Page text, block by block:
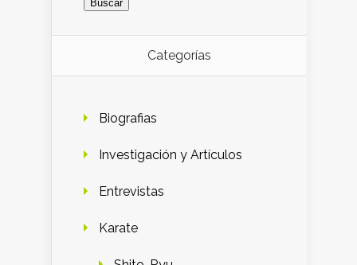
Categorías
Biografias
Investigación y Artículos
Entrevistas
Karate